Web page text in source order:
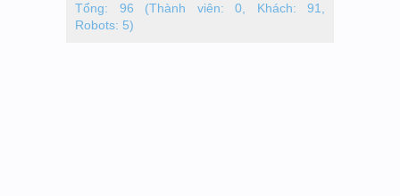
Tổng: 96 (Thành viên: 0, Khách: 91,
Robots: 5)